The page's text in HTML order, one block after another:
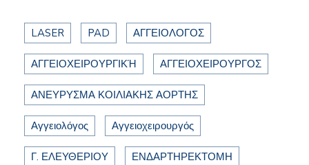
LASER PAD ΑΓΓΕΙΟΛΟΓΟΣ
ΑΓΓΕΙΟΧΕΙΡΟΥΡΓΙΚΉ ΑΓΓΕΙΟΧΕΙΡΟΥΡΓΟΣ
ΑΝΕΥΡΥΣΜΑ ΚΟΙΛΙΑΚΗΣ ΑΟΡΤΗΣ
Αγγειολόγος Αγγειοχειρουργός
Γ. ΕΛΕΥΘΕΡΙΟΥ ΕΝΔΑΡΤΗΡΕΚΤΟΜΗ